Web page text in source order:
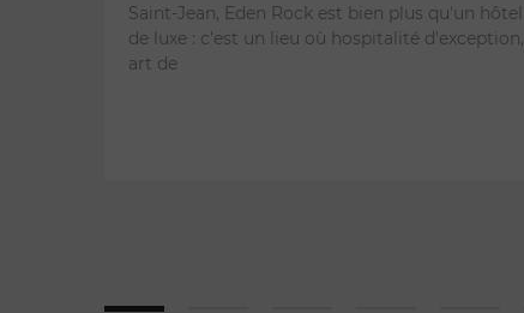
Saint-Jean, Eden Rock est bien plus qu'un hôtel
de luxe : c'est un lieu où hospitalité d'exception,
art de